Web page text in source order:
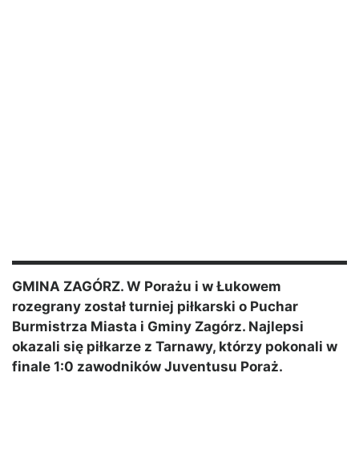
GMINA ZAGÓRZ. W Porażu i w Łukowem
rozegrany został turniej piłkarski o Puchar
Burmistrza Miasta i Gminy Zagórz. Najlepsi
okazali się piłkarze z Tarnawy, którzy pokonali w
finale 1:0 zawodników Juventusu Poraż.